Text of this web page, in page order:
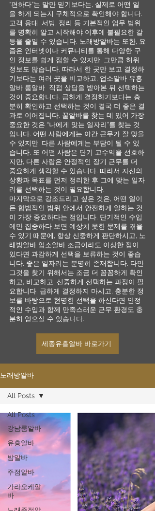
“편하다”는 말만 믿기보다는, 실제로 어떤 일
을 하게 되는지 구체적으로 확인해야 합니다.
고객 응대, 서빙, 정리 등 기본적인 업무 범위
를 명확히 알고 시작해야 이후에 불필요한 갈
등을 줄일 수 있습니다. 노래방알바는 또한, 요
즘은 인터넷이나 커뮤니티를 통해 다양한 구
인 정보를 쉽게 접할 수 있지만, 그만큼 허위
정보도 많습니다. 따라서 한 곳만 보고 결정하
기보다는 여러 곳을 비교하고, 업소알바 유흥
알바 룸알바 직접 상담을 받아본 뒤 선택하는
것이 중요합니다. 급하게 결정하기보다는 충
분히 확인하고 선택하는 것이 결국 더 좋은 결
과로 이어집니다. 꿀알바를 찾는 데 있어 가장
중요한 것은 “나에게 맞는 일자리”를 찾는 것
입니다. 어떤 사람에게는 야간 근무가 잘 맞을
수 있지만, 다른 사람에게는 부담이 될 수 있
습니다. 또 어떤 사람은 단기 고수익을 선호하
지만, 다른 사람은 안정적인 장기 근무를 더
중요하게 생각할 수 있습니다. 따라서 자신의
상황과 목표를 먼저 정리한 후 그에 맞는 일자
리를 선택하는 것이 필요합니다.
마지막으로 강조드리고 싶은 것은, 어떤 일이
든 합법적인 범위 안에서 안전하게 일하는 것
이 가장 중요하다는 점입니다. 단기적인 수입
에만 집중하다 보면 예상치 못한 문제를 겪을
수 있기 때문에, 항상 신중하게 판단하시고, 노
래방알바 업소알바 조금이라도 이상한 점이
있다면 과감하게 선택을 보류하는 것이 좋습
니다. 좋은 일자리는 분명히 존재합니다. 다만
그것을 찾기 위해서는 조금 더 꼼꼼하게 확인
하고, 비교하고, 신중하게 선택하는 과정이 필
요합니다. 급하게 결정하지 마시고, 충분한 정
보를 바탕으로 현명한 선택을 하신다면 안정
적인 수입과 함께 만족스러운 근무 환경도 충
분히 얻으실 수 있습니다.
세종유흥알바 바로가기
노래방알바
All Posts
강남룸알바
유흥알바
밤알바
주점알바
가라오케알
바
All Posts